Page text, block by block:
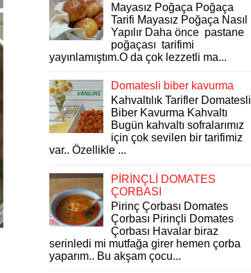
Mayasız Poğaça Poğaça
Tarifi Mayasız Poğaça Nasıl
Yapılır Daha önce pastane
poğaçası tarifimi
yayınlamıştım.O da çok lezzetli ma...
Domatesli biber kavurma
Kahvaltılık Tarifler Domatesli
Biber Kavurma Kahvaltı
Bugün kahvaltı sofralarımız
için çok sevilen bir tarifimiz
var.. Özellikle ...
PİRİNÇLİ DOMATES
ÇORBASI
Pirinç Çorbası Domates
Çorbası Pirinçli Domates
Çorbası Havalar biraz
serinledi mi mutfağa girer hemen çorba
yaparım.. Bu akşam çocu...